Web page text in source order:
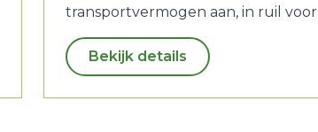
transportvermogen aan, in ruil voor
korting.
Bekijk details